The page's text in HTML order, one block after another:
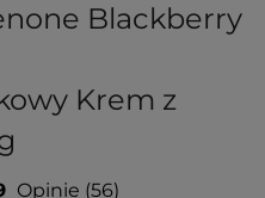
Blackberry
Krem z
Opinie 56